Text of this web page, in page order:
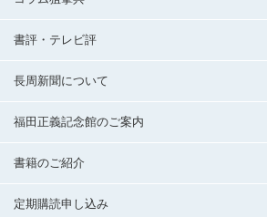
書評・テレビ評
長周新聞について
福田正義記念館のご案内
書籍のご紹介
定期購読申し込み